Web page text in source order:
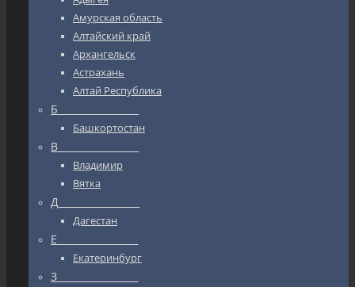
Амурская область
Алтайский край
Архангельск
Астрахань
Алтай Республика
Б_________________
Башкортостан
В_________________
Владимир
Вятка
Д_________________
Дагестан
Е_________________
Екатеринбург
З_________________